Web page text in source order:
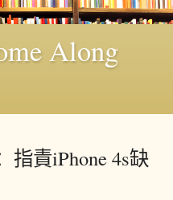
Along
指責iPhone 4s缺